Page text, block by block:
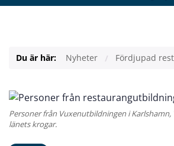
Du är här: Nyheter Fördjupad
Personer från Vuxenutbildningen i
länets krogar.